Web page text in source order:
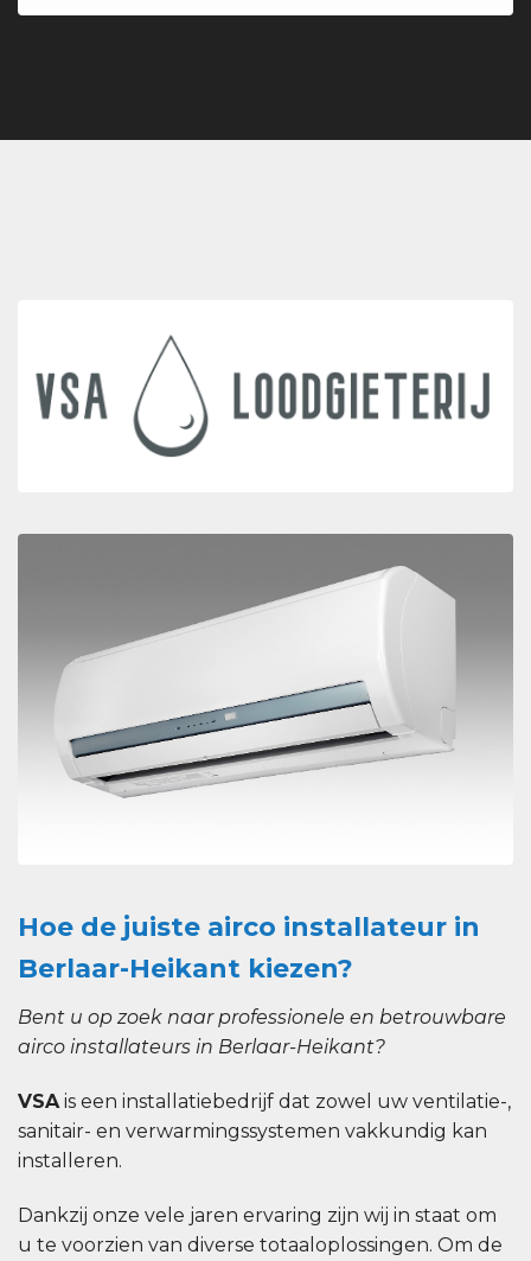
Hoe de juiste airco installateur in
Berlaar-Heikant kiezen?
Bent u op zoek naar professionele en betrouwbare
airco installateurs in Berlaar-Heikant?
VSAis een installatiebedrijf dat zowel uw ventilatie-,
sanitair- en verwarmingssystemen vakkundig kan
installeren.
Dankzij onze vele jaren ervaring zijn wij in staat om
u te voorzien van diverse totaaloplossingen. Om de